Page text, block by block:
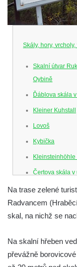
Skály, hory,
Skalní útvar
Oybině
Ďáblova skála
Kleiner Kuhstall
Lovoš
Kybička
Čertova skála v
Skalní branka
Teplických
Schodiště pod
Vyhlídka
Kamenná
Na trase zelené
Radvancem
skal, na nichž se
Na skalní hřeben
převážně